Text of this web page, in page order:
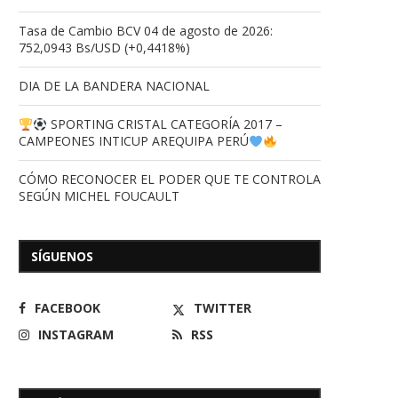
Tasa de Cambio BCV 04 de agosto de 2026:
752,0943 Bs/USD (+0,4418%)
DIA DE LA BANDERA NACIONAL
SPORTING CRISTAL CATEGORÍA 2017 –
CAMPEONES INTICUP AREQUIPA PERÚ
CÓMO RECONOCER EL PODER QUE TE CONTROLA
SEGÚN MICHEL FOUCAULT
SÍGUENOS
FACEBOOK
TWITTER
INSTAGRAM
RSS